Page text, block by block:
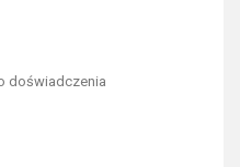
doświadczenia